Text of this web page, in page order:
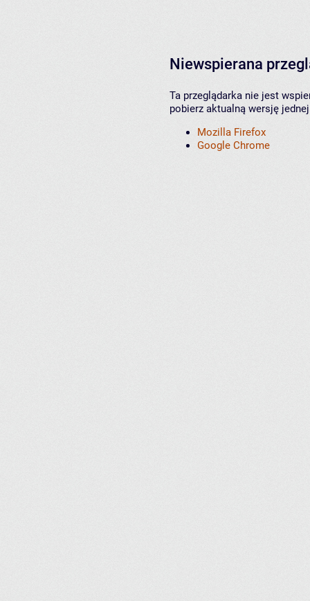
Niewspierana
Ta przeglądarka nie jest
pobierz aktualną wersję
Mozilla Firefox
Google Chrome